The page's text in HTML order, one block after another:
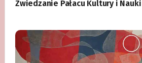
Zwiedzanie Pałacu Kultury i Nauki